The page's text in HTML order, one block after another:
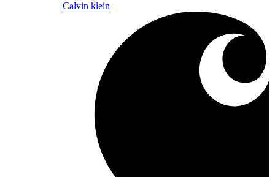
Calvin klein